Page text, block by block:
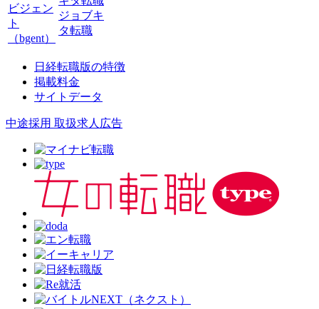
ビジェン
ト
（bgent）
ジョブキ
タ転職
日経転職版の特徴
掲載料金
サイトデータ
中途採用 取扱求人広告